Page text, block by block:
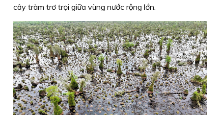
cây tràm trơ trọi giữa vùng nước rộng lớn.